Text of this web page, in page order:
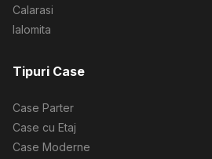
Calarasi
Ialomita
Tipuri Case
Case Parter
Case cu Etaj
Case Moderne